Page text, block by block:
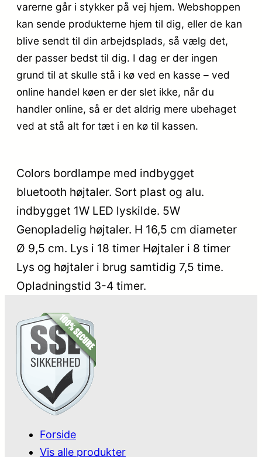
varerne går i stykker på vej hjem. Webshoppen
kan sende produkterne hjem til dig, eller de kan
blive sendt til din arbejdsplads, så vælg det,
der passer bedst til dig. I dag er der ingen
grund til at skulle stå i kø ved en kasse – ved
online handel køen er der slet ikke, når du
handler online, så er det aldrig mere ubehaget
ved at stå alt for tæt i en kø til kassen.
Colors bordlampe med indbygget
bluetooth højtaler. Sort plast og alu.
indbygget 1W LED lyskilde. 5W
Genopladelig højtaler. H 16,5 cm diameter
Ø 9,5 cm. Lys i 18 timer Højtaler i 8 timer
Lys og højtaler i brug samtidig 7,5 time.
Opladningstid 3-4 timer.
Forside
Vis alle produkter